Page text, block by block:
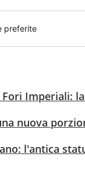
preferite
Imperiali:
nuova
l'antica